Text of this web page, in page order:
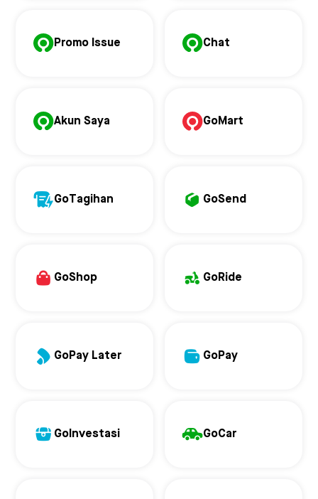
Promo Issue Chat
Akun Saya GoMart
GoTagihan GoSend
GoShop GoRide
GoPay Later GoPay
GoInvestasi GoCar